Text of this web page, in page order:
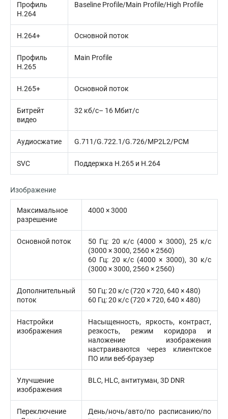
Профиль
H.264
Baseline Profile/Main Profile/High Profile
H.264+ Основной поток
Профиль
H.265
Main Profile
H.265+ Основной поток
Битрейт
видео
32 кб/с– 16 Мбит/с
Аудиосжатие G.711/G.722.1/G.726/MP2L2/PCM
SVC Поддержка H.265 и H.264
Изображение
Максимальное
разрешение
4000 × 3000
Основной поток
50 Гц: 20 к/с (4000 × 3000), 25 к/с
(3000 × 3000, 2560 × 2560)
60 Гц: 20 к/с (4000 × 3000), 30 к/с
(3000 × 3000, 2560 × 2560)
Дополнительный
поток
50 Гц: 20 к/с (720 × 720, 640 × 480)
60 Гц: 20 к/с (720 × 720, 640 × 480)
Настройки
изображения
Насыщенность, яркость, контраст,
резкость, режим коридора и
наложение изображения
настраиваются через клиентское
ПО или веб-браузер
Улучшение
изображения
BLC, HLC, антитуман, 3D DNR
Переключение
День/ночь/авто/по расписанию/по